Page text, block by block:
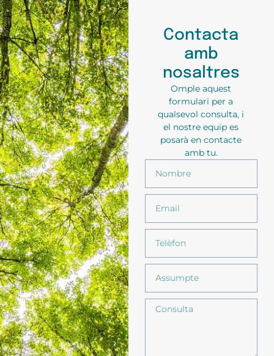
Contacta
amb
nosaltres
Omple aquest
formulari per a
qualsevol consulta, i
el nostre equip es
posarà en contacte
amb tu.